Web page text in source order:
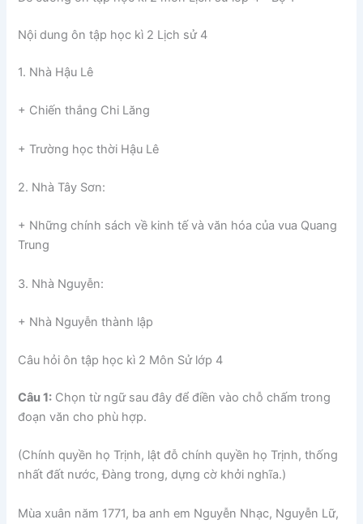
Nội dung ôn tập học kì 2 Lịch sử 4
1. Nhà Hậu Lê
+ Chiến thắng Chi Lăng
+ Trường học thời Hậu Lê
2. Nhà Tây Sơn:
+ Những chính sách về kinh tế và văn hóa của vua Quang
Trung
3. Nhà Nguyễn:
+ Nhà Nguyễn thành lập
Câu hỏi ôn tập học kì 2 Môn Sử lớp 4
Câu 1: Chọn từ ngữ sau đây để điền vào chỗ chấm trong
đoạn văn cho phù hợp.
(Chính quyền họ Trịnh, lật đỗ chính quyền họ Trịnh, thống
nhất đất nước, Đàng trong, dựng cờ khởi nghĩa.)
Mùa xuân năm 1771, ba anh em Nguyễn Nhạc, Nguyễn Lữ,